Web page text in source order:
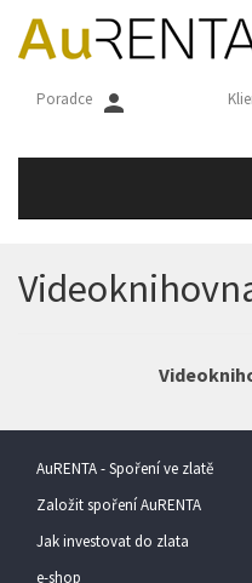
AuRENTA
Poradce
AuRENTA - Spoření ve zlatě
Založit spoření AuRENTA
Jak investovat do zlata
e-shop